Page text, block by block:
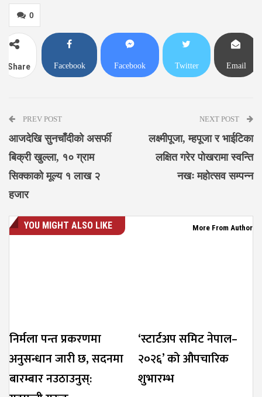
0
Share Facebook Facebook Twitter Email
PREV POST
आजदेखि सुनचाँदीको असर्फी
बिक्री खुल्ला, १० ग्राम
सिक्काको मूल्य १ लाख २
हजार
NEXT POST
लक्ष्मीपूजा, म्हपूजा र भाईटिका
लक्षित गरेर पोखरामा स्वन्ति
नखः महोत्सव सम्पन्न
YOU MIGHT ALSO LIKE More From Author
निर्मला पन्त प्रकरणमा
अनुसन्धान जारी छ, सदनमा
बारम्बार नउठाउनुस्:
‘स्टार्टअप समिट नेपाल–
२०२६’ को औपचारिक
शुभारम्भ